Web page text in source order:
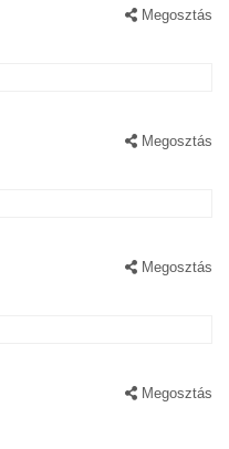
Megosztás
Megosztás
Megosztás
Megosztás